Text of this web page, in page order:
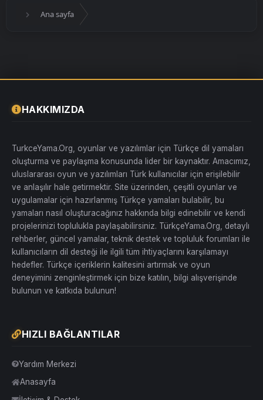
Ana sayfa
HAKKIMIZDA
TurkceYama.Org, oyunlar ve yazılımlar için Türkçe dil yamaları
oluşturma ve paylaşma konusunda lider bir kaynaktır. Amacımız,
uluslararası oyun ve yazılımları Türk kullanıcılar için erişilebilir
ve anlaşılır hale getirmektir. Site üzerinden, çeşitli oyunlar ve
uygulamalar için hazırlanmış Türkçe yamaları bulabilir, bu
yamaları nasıl oluşturacağınız hakkında bilgi edinebilir ve kendi
projelerinizi toplulukla paylaşabilirsiniz. TürkçeYama.Org, detaylı
rehberler, güncel yamalar, teknik destek ve topluluk forumları ile
kullanıcıların dil desteği ile ilgili tüm ihtiyaçlarını karşılamayı
hedefler. Türkçe içeriklerin kalitesini artırmak ve oyun
deneyimini zenginleştirmek için bize katılın, bilgi alışverişinde
bulunun ve katkıda bulunun!
HIZLI BAĞLANTILAR
Yardım Merkezi
Anasayfa